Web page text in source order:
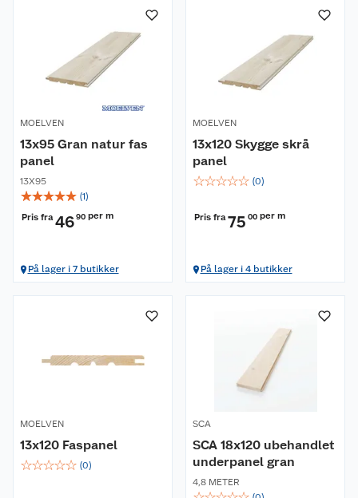
MOELVEN
13x95 Gran natur fas
panel
13X95
☆☆☆☆☆ (1)
Pris fra4690 per m
På lager i 7 butikker
MOELVEN
13x120 Skygge skrå
panel
☆☆☆☆☆ (0)
Pris fra75 00 per m
På lager i 4 butikker
MOELVEN
13x120 Faspanel
☆☆☆☆☆ (0)
SCA
SCA 18x120 ubehandlet
underpanel gran
4,8 METER